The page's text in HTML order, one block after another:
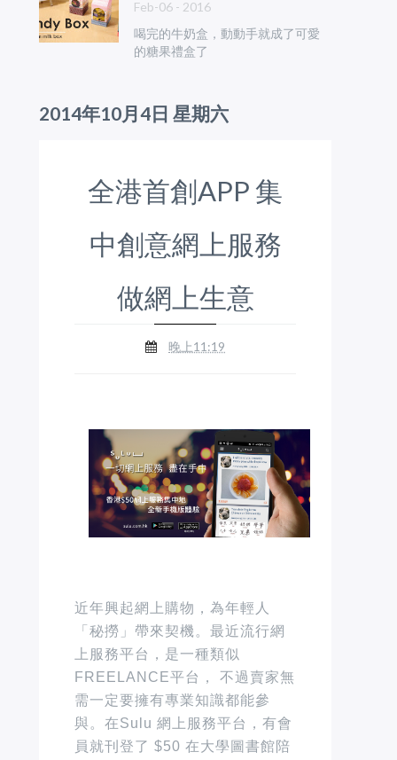
Feb-06 - 2016
喝完的牛奶盒，動動手就成了可愛
的糖果禮盒了
2014年10月4日 星期六
全港首創APP 集
中創意網上服務
做網上生意
晚上11:19
近年興起網上購物，為年輕人
「秘撈」帶來契機。最近流行網
上服務平台 ，是一種類似
FREELANCE平台， 不過賣家無
需一定要擁有專業知識都能參
與。在Sulu 網上服務平台，有會
員就刊登了 $50 在大學圖書館陪